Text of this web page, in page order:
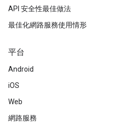
API 安全性最佳做法
最佳化網路服務使用情形
平台
Android
iOS
Web
網路服務